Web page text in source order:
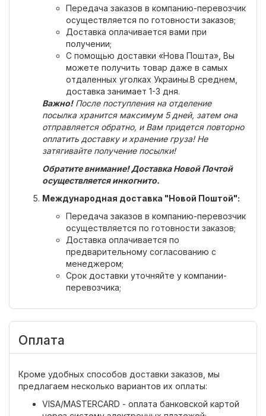
Передача заказов в компанию-перевозчик
осуществляется по готовности заказов;
Доставка оплачивается вами при
получении;
С помощью доставки «Нова Пошта», Вы
можете получить товар даже в самых
отдаленных уголках Украины.В среднем,
доставка занимает 1-3 дня.
Важно!После поступления на отделение
посылка хранится максимум 5 дней, затем она
отправляется обратно, и Вам придется повторно
оплатить доставку и хранение груза! Не
затягивайте получение посылки!
Обратите внимание! Доставка Новой Почтой
осуществляется инкогнито.
Международная доставка "Новой Поштой":
Передача заказов в компанию-перевозчик
осуществляется по готовности заказов;
Доставка оплачивается по
предварительному согласованию с
менеджером;
Срок доставки уточняйте у компании-
перевозчика;
Оплата
Кроме удобных способов доставки заказов, мы
предлагаем несколько вариантов их оплаты:
VISA/MASTERCARD - оплата банковской картой